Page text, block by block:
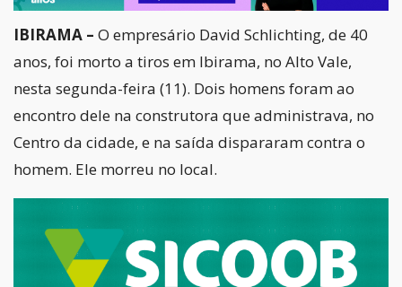
IBIRAMA – O empresário David Schlichting, de 40
anos, foi morto a tiros em Ibirama, no Alto Vale,
nesta segunda-feira (11). Dois homens foram ao
encontro dele na construtora que administrava, no
Centro da cidade, e na saída dispararam contra o
homem. Ele morreu no local.